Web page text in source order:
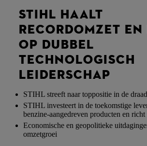
STIHL HAALT
RECORDOMZET EN
OP DUBBEL
TECHNOLOGISCH
LEIDERSCHAP
STIHL streeft naar toppositie in de
STIHL investeert in de toekomstige
benzine-aangedreven producten en
Economische en geopolitieke
omzetgroei